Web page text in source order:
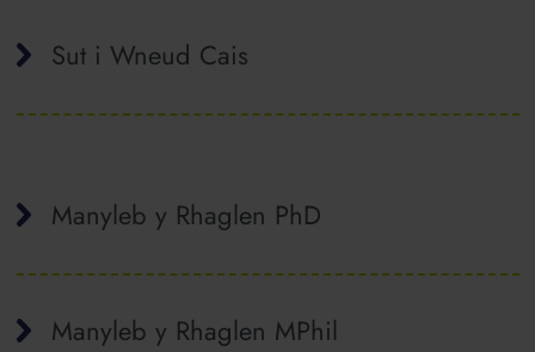
Sut i Wneud Cais
Manyleb y Rhaglen PhD
Manyleb y Rhaglen MPhil